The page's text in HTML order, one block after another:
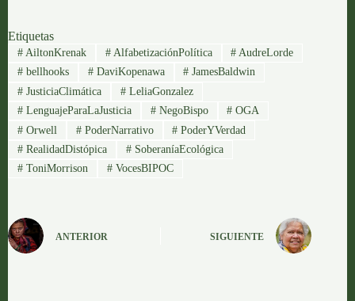
Etiquetas
#AiltonKrenak #AlfabetizaciónPolítica # AudreLorde
#bellhooks #DaviKopenawa # JamesBaldwin
#JusticiaClimática #LeliaGonzalez
#LenguajeParaLaJusticia #NegoBispo # OGA
#Orwell #PoderNarrativo # PoderYVerdad
#RealidadDistópica #SoberaníaEcológica
#ToniMorrison #VocesBIPOC
ANTERIOR SIGUIENTE